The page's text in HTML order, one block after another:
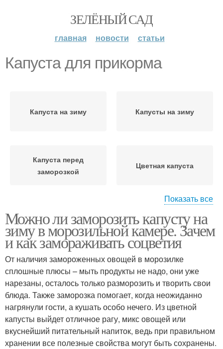
ЗЕЛЁНЫЙ САД
главная новости статьи
Капуста для прикорма
Капуста на зиму Капусты на зиму
Капуста перед
заморозкой
Цветная капуста
приготовлением
Капусты для прикорма
Капуста под сырным
соусом
Капуста в
микроволновке
Капусты в
микроволновой печи
Капуста в мультиварке
Показать все
Можно ли заморозить капусту на
зиму в морозильной камере. Зачем
и как замораживать соцветия
От наличия замороженных овощей в морозилке
сплошные плюсы – мыть продукты не надо, они уже
нарезаны, осталось только разморозить и творить свои
блюда. Также заморозка помогает, когда неожиданно
нагрянули гости, а кушать особо нечего. Из цветной
капусты выйдет отличное рагу, микс овощей или
вкуснейший питательный напиток, ведь при правильном
хранении все полезные свойства могут быть сохранены.